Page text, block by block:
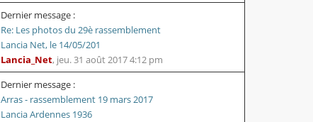
Dernier message :
Re: Les photos du 29è rassemblement
Lancia Net, le 14/05/201
Lancia_Net, jeu. 31 août 2017 4:12 pm
Dernier message :
Arras - rassemblement 19 mars 2017
Lancia Ardennes 1936